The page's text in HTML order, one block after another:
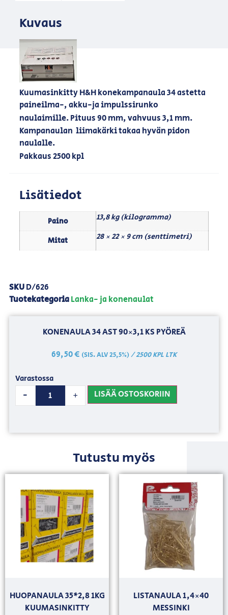
Kuvaus
Kuumasinkitty H&H konekampanaula 34 astetta
paineilma-, akku-ja impulssirunko
naulaimille. Pituus 90 mm, vahvuus 3,1 mm.
Kampanaulan liimakärki takaa hyvän pidon
naulalle.
Pakkaus 2500 kpl
Lisätiedot
Paino 13,8 kg (kilogramma)
Mitat 28 × 22 × 9 cm (senttimetri)
SKUD/626
TuotekategoriaLanka- ja konenaulat
KONENAULA 34 AST 90×3,1 KS PYÖREÄ
69,50€ (SIS. ALV 25,5%)/ 2500 KPL LTK
Varastossa
- + LISÄÄ OSTOSKORIIN
Tutustu myös
HUOPANAULA 35*2,8 1KG
KUUMASINKITTY
LISTANAULA 1,4×40
MESSINKI